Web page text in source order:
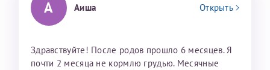
А Аиша Открыть
Здравствуйте! После родов прошло 6 месяцев. Я
почти 2 месяца не кормлю грудью. Месячные
Федерации, выписать ее на имя: